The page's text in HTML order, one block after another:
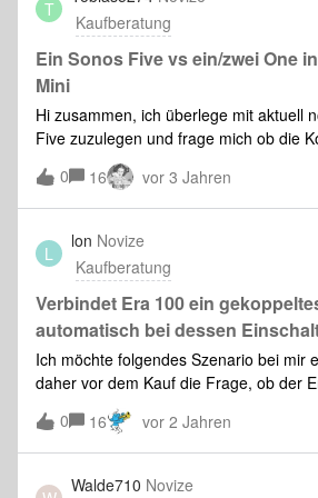
T
Kaufberatung
Ein Sonos Five vs ein/zwei One
Mini
Hi zusammen, ich überlege mit aktuell
Five zuzulegen und frage mich ob die
One und Sub Mini nicht doch besser
eingesetzt wird braucht es keinen super
klang. Viele Grüße Tobias
0 16 vor 3 Jahren
L
lon Novize
Kaufberatung
Verbindet Era 100 ein
automatisch bei dessen
Ich möchte folgendes Szenario bei mir
daher vor dem Kauf die Frage, ob der
Szenario bedienen kann:Der
WLAN im Zimmer, wo mein PC steht,
Wenn ich jedoch den PC hochfahre.
Lautsprecher automatisch via Bluetooth
0 16 vor 2 Jahren
Walde710 Novize